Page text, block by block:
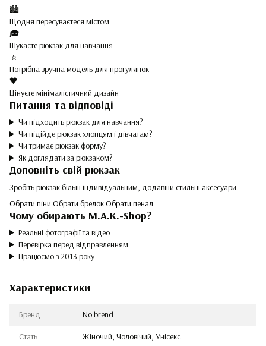
🏙️
Щодня пересуваєтеся містом
🎓
Шукаєте рюкзак для навчання
🚶
Потрібна зручна модель для прогулянок
🖤
Цінуєте мінімалістичний дизайн
Питання та відповіді
Чи підходить рюкзак для навчання?
Чи підійде рюкзак хлопцям і дівчатам?
Чи тримає рюкзак форму?
Як доглядати за рюкзаком?
Доповніть свій рюкзак
Зробіть рюкзак більш індивідуальним, додавши стильні аксесуари.
Обрати піни Обрати брелокОбрати пенал
Чому обирають M.A.K.-Shop?
Реальні фотографії та відео
Перевірка перед відправленням
Працюємо з 2013 року
Характеристики
Бренд No brend
Стать Жіночий, Чоловічий, Унісекс